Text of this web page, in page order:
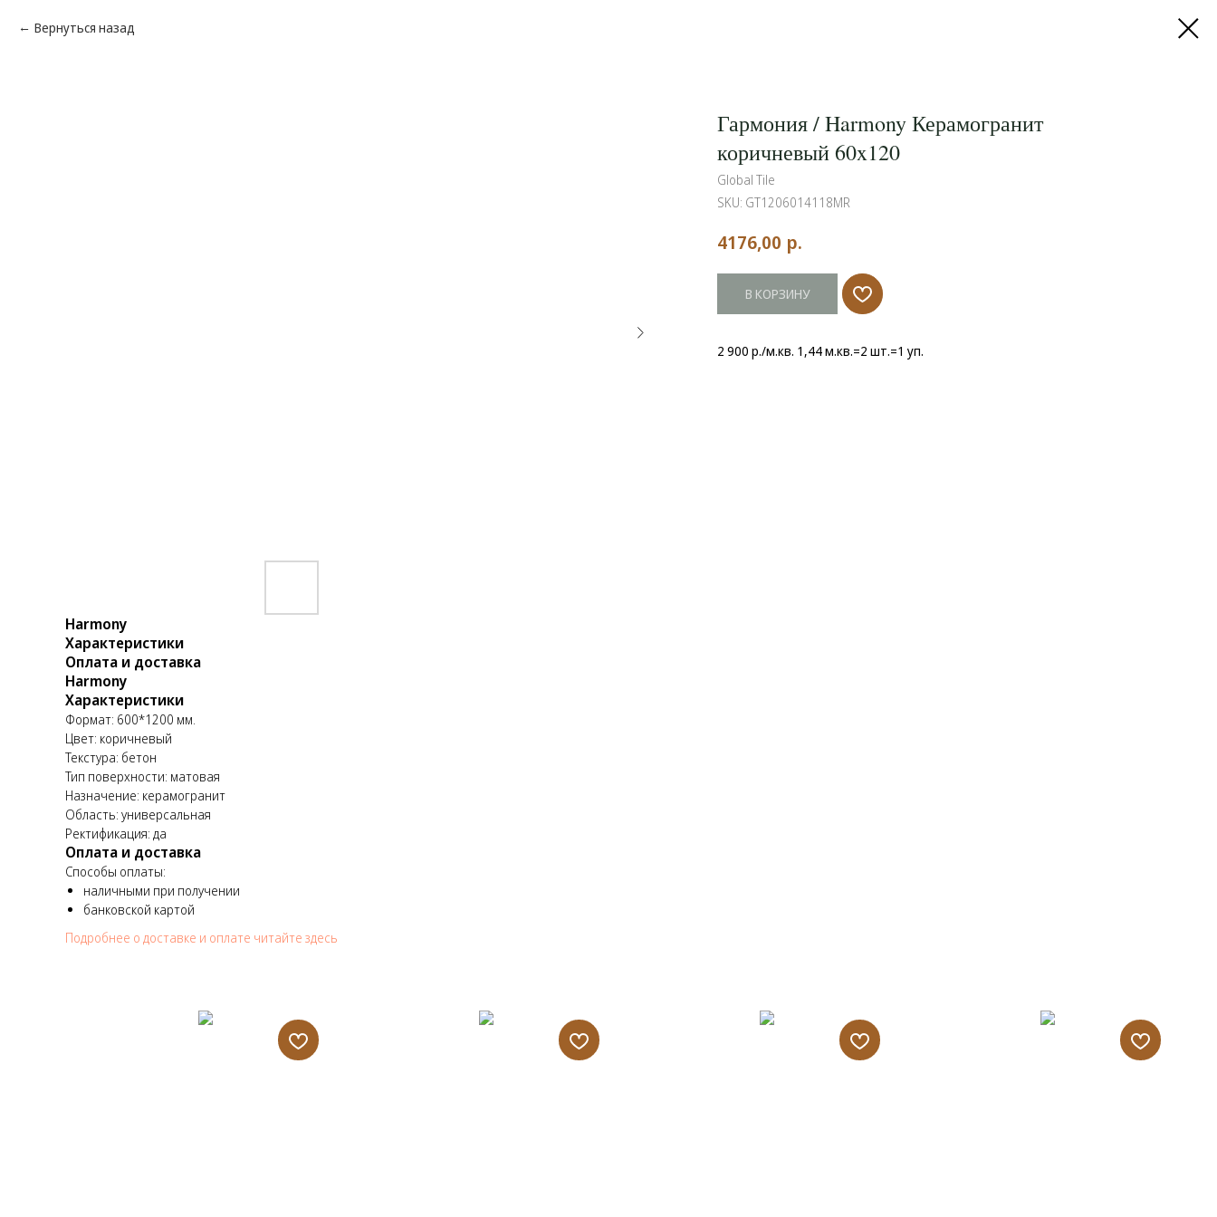
Вернуться назад
Гармония / Harmony Керамогранит
коричневый 60x120
Global Tile
SKU: GT1206014118MR
4176,00 р.
В КОРЗИНУ
2 900 р./м.кв. 1,44 м.кв.=2 шт.=1 уп.
Harmony
Характеристики
Оплата и доставка
Harmony
Характеристики
Формат: 600*1200 мм.
Цвет: коричневый
Текстура: бетон
Тип поверхности: матовая
Назначение: керамогранит
Область: универсальная
Ректификация: да
Оплата и доставка
Способы оплаты:
наличными при получении
банковской картой
Подробнее о доставке и оплате читайте здесь